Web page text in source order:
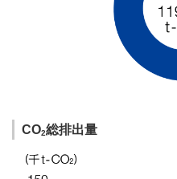
CO2総排出量